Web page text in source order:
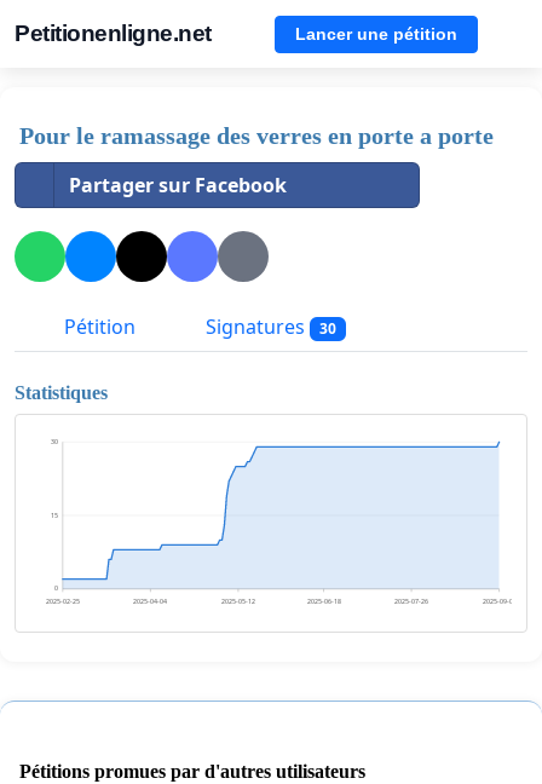
Petitionenligne.net Lancer une pétition
Pour le ramassage des verres en porte a porte
Partager sur Facebook
Pétition Signatures 30
Statistiques
0
15
30
2025-02-25 2025-04-04 2025-05-12 2025-06-18 2025-07-26 2025-09-02
Pétitions promues par d'autres utilisateurs